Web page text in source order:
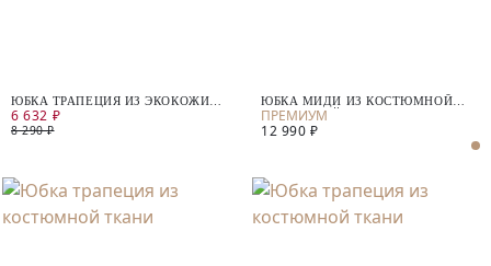
ЮБКА ТРАПЕЦИЯ ИЗ ЭКОКОЖИ
СО СКЛАДКАМИ
6 632 ₽
8 290 ₽
ЮБКА МИДИ ИЗ КОСТЮМНОЙ
ШЕРСТЯНОЙ ТКАНИ
12 990 ₽